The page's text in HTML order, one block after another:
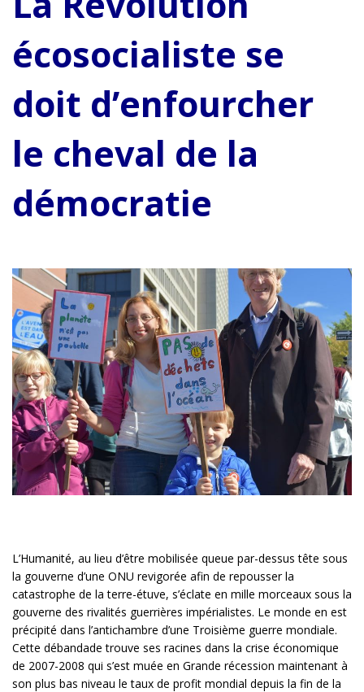
écosocialiste se
doit d’enfourcher
le cheval de la
démocratie
L’Humanité, au lieu d’être mobilisée queue par-dessus tête sous
la gouverne d’une ONU revigorée afin de repousser la
catastrophe de la terre-étuve, s’éclate en mille morceaux sous la
gouverne des rivalités guerrières impérialistes. Le monde en est
précipité dans l’antichambre d’une Troisième guerre mondiale.
Cette débandade trouve ses racines dans la crise économique
de 2007-2008 qui s’est muée en Grande récession maintenant à
son plus bas niveau le taux de profit mondial depuis la fin de la